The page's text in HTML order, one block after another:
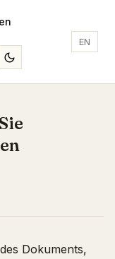
EN
Dokuments,